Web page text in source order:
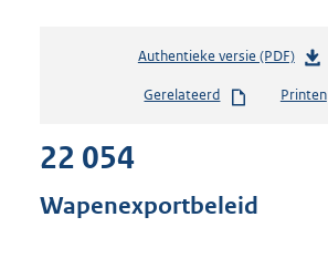
Authentieke versie (PDF)b
s
Gerelateerd Printen
22 054
Wapenexportbeleid